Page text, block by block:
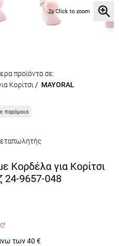
2x Click to zoom
προϊόντα σε:
Κορίτσι / MAYORAL
παρόμοια
Κορδέλα για Κορίτσι
24-9657-048
των 40 €